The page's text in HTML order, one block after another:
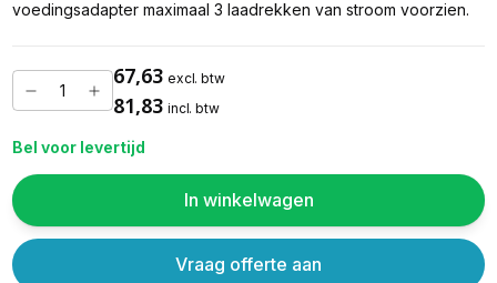
voedingsadapter maximaal 3 laadrekken van stroom voorzien.
67,63 excl. btw
81,83 incl. btw
Bel voor levertijd
In winkelwagen
Vraag offerte aan